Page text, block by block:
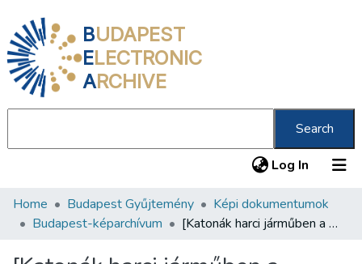
BUDAPEST
ELECTRONIC
ARCHIVE
Search
Log In (current)
Communities & Collections
Home Budapest Gyűjtemény
Képi dokumentumok
Budapest-képarchívum
[Katonák harci járműben a Nagykörúton indulóban a frontra a gyorshadtest